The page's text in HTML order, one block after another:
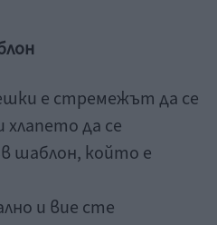
е стремежът да се
хлапето да се
шаблон, който е
и вие сте